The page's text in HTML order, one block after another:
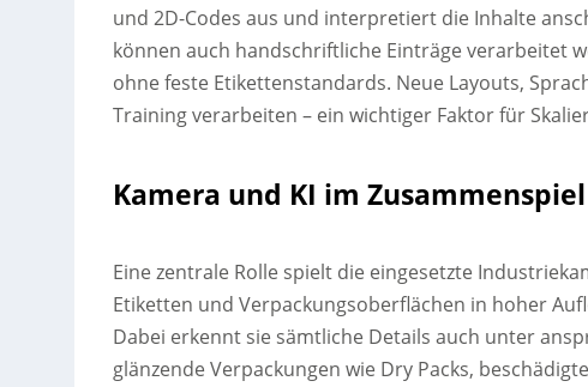
und 2D-Codes aus und interpretiert die Inhalte
können auch handschriftliche Einträge verarbeitet
ohne feste Etikettenstandards. Neue Layouts,
Training verarbeiten – ein wichtiger Faktor für
Kamera und KI im Zusammenspiel
Eine zentrale Rolle spielt die eingesetzte
Etiketten und Verpackungsoberflächen in hoher
Dabei erkennt sie sämtliche Details auch unter
glänzende Verpackungen wie Dry Packs,